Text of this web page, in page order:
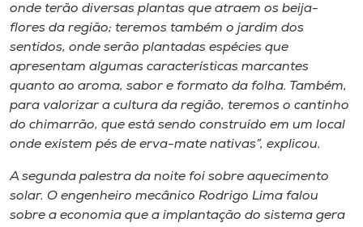
A+
A-
onde terão diversas plantas que atraem os beija-
flores da região; teremos também o jardim dos
sentidos, onde serão plantadas espécies que
apresentam algumas características marcantes
quanto ao aroma, sabor e formato da folha. Também,
para valorizar a cultura da região, teremos o cantinho
do chimarrão, que está sendo construído em um local
onde existem pés de erva-mate nativas”, explicou.
A segunda palestra da noite foi sobre aquecimento
solar. O engenheiro mecânico Rodrigo Lima falou
sobre a economia que a implantação do sistema gera